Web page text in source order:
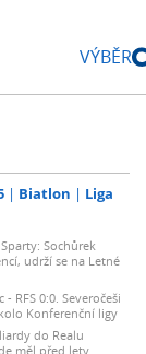
VÝBĚR
Biatlon
Liga
Sochůrek
udrží se na Letné
- RFS 0:0. Severočeši
Konferenční ligy
do Realu
měl před lety